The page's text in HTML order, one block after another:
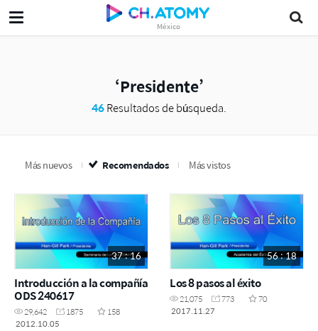
México
Presidente
46Resultados de búsqueda.
Más nuevos Recomendados Más vistos
37 : 16
Introducción a la compañía
ODS 240617
29,642 1875
158
2012.10.05
56 : 18
Los 8 pasos al éxito
21,075 773
70
2017.11.27